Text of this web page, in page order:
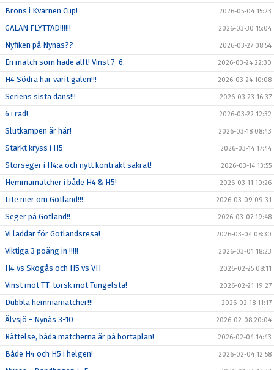
Brons i Kvarnen Cup! 2026-05-04 15:23
GALAN FLYTTAD!!!!!! 2026-03-30 15:04
Nyfiken på Nynäs?? 2026-03-27 08:54
En match som hade allt! Vinst 7-6. 2026-03-24 22:30
H4 Södra har varit galen!!! 2026-03-24 10:08
Seriens sista dans!!! 2026-03-23 16:37
6 i rad! 2026-03-22 12:32
Slutkampen är här! 2026-03-18 08:43
Starkt kryss i H5 2026-03-14 17:44
Storseger i H4:a och nytt kontrakt säkrat! 2026-03-14 13:55
Hemmamatcher i både H4 & H5! 2026-03-11 10:26
Lite mer om Gotland!!! 2026-03-09 09:31
Seger på Gotland!! 2026-03-07 19:48
Vi laddar för Gotlandsresa! 2026-03-04 08:30
Viktiga 3 poäng in !!!!! 2026-03-01 18:23
H4 vs Skogås och H5 vs VH 2026-02-25 08:11
Vinst mot TT, torsk mot Tungelsta! 2026-02-21 19:27
Dubbla hemmamatcher!!! 2026-02-18 11:17
Älvsjö - Nynäs 3-10 2026-02-08 20:04
Rättelse, båda matcherna är på bortaplan! 2026-02-04 14:43
Både H4 och H5 i helgen! 2026-02-04 12:58